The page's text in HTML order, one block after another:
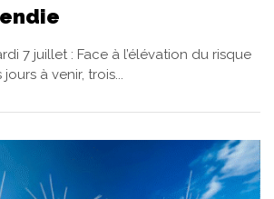
7 juillet : Face à l’élévation du risque
à venir, trois...